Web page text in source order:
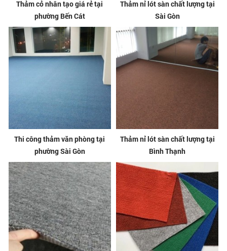
Thảm cỏ nhân tạo giá rẻ tại
phường Bến Cát
Thảm nỉ lót sàn chất lượng tại
Sài Gòn
Thi công thảm văn phòng tại
phường Sài Gòn
Thảm nỉ lót sàn chất lượng tại
Bình Thạnh